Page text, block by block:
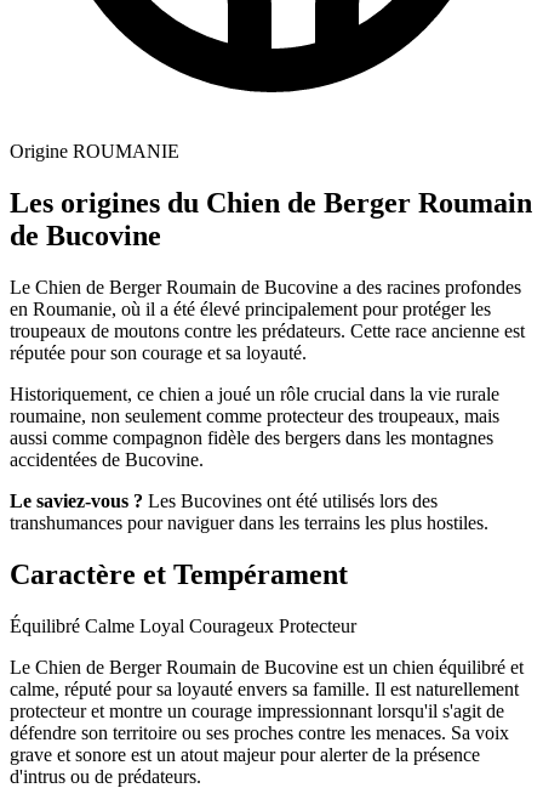
Origine ROUMANIE
Les origines du Chien de Berger Roumain
de Bucovine
Le Chien de Berger Roumain de Bucovine a des racines profondes
en Roumanie, où il a été élevé principalement pour protéger les
troupeaux de moutons contre les prédateurs. Cette race ancienne est
réputée pour son courage et sa loyauté.
Historiquement, ce chien a joué un rôle crucial dans la vie rurale
roumaine, non seulement comme protecteur des troupeaux, mais
aussi comme compagnon fidèle des bergers dans les montagnes
accidentées de Bucovine.
Le saviez-vous ? Les Bucovines ont été utilisés lors des
transhumances pour naviguer dans les terrains les plus hostiles.
Caractère et Tempérament
Équilibré Calme Loyal Courageux Protecteur
Le Chien de Berger Roumain de Bucovine est un chien équilibré et
calme, réputé pour sa loyauté envers sa famille. Il est naturellement
protecteur et montre un courage impressionnant lorsqu'il s'agit de
défendre son territoire ou ses proches contre les menaces. Sa voix
grave et sonore est un atout majeur pour alerter de la présence
d'intrus ou de prédateurs.